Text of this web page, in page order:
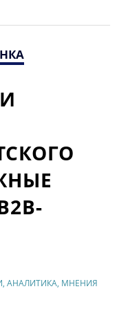
АНАЛИТИКА, МНЕНИЯ